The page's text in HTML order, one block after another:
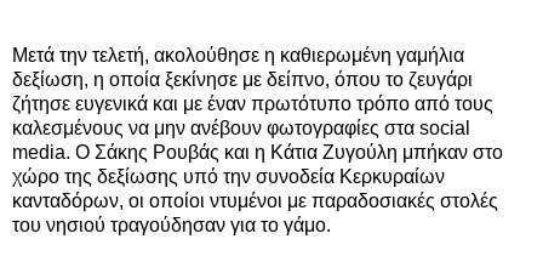
Μετά την τελετή, ακολούθησε η καθιερωμένη γαμήλια
δεξίωση, η οποία ξεκίνησε με δείπνο, όπου το ζευγάρι
ζήτησε ευγενικά και με έναν πρωτότυπο τρόπο από τους
καλεσμένους να μην ανέβουν φωτογραφίες στα social
media. Ο Σάκης Ρουβάς και η Κάτια Ζυγούλη μπήκαν στο
χώρο της δεξίωσης υπό την συνοδεία Κερκυραίων
κανταδόρων, οι οποίοι ντυμένοι με παραδοσιακές στολές
του νησιού τραγούδησαν για το γάμο.